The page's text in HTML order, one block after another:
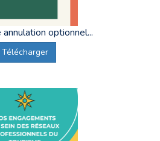
optionnel...
Télécharger